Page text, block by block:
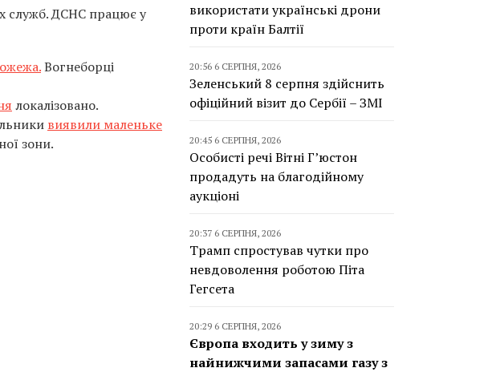
служб. ДСНС працює у
Вогнеборці
локалізовано.
виявили маленьке
зони.
використати українські дрони
проти країн Балтії
20:56 6 СЕРПНЯ, 2026
Зеленський 8 серпня здійснить
офіційний візит до Сербії – ЗМІ
20:45 6 СЕРПНЯ, 2026
Особисті речі Вітні Г’юстон
продадуть на благодійному
аукціоні
20:37 6 СЕРПНЯ, 2026
Трамп спростував чутки про
невдоволення роботою Піта
Гегсета
20:29 6 СЕРПНЯ, 2026
Європа входить у зиму з
найнижчими запасами газу з